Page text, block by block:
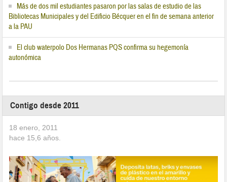
Más de dos mil estudiantes pasaron por las salas de estudio de las
Bibliotecas Municipales y del Edificio Bécquer en el fin de semana anterior
a la PAU
El club waterpolo Dos Hermanas PQS confirma su hegemonía
autonómica
Contigo desde 2011
18 enero, 2011
hace 15,6 años.